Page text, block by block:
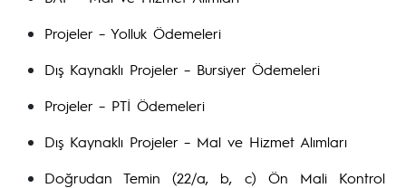
Projeler – Yolluk Ödemeleri
Dış Kaynaklı Projeler – Bursiyer Ödemeleri
Projeler – PTİ Ödemeleri
Dış Kaynaklı Projeler – Mal ve Hizmet Alımları
Doğrudan Temin (22/a, b, c) Ön Mali Kontrol